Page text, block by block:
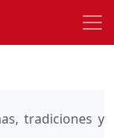
tradiciones y